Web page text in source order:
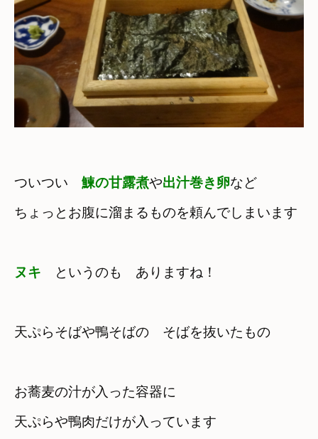
ついつい 鰊の甘露煮や出汁巻き卵など
ちょっとお腹に溜まるものを頼んでしまいます
ヌキ というのも　ありますね！
天ぷらそばや鴨そばの　そばを抜いたもの
お蕎麦の汁が入った容器に
天ぷらや鴨肉だけが入っています